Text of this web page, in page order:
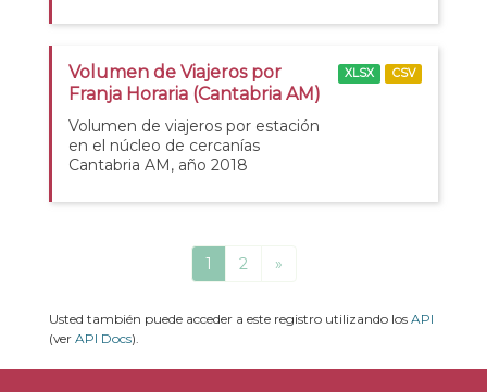
Volumen de Viajeros por
Franja Horaria (Cantabria AM)
Volumen de viajeros por estación
en el núcleo de cercanías
Cantabria AM, año 2018
XLSX CSV
1 2 »
Usted también puede acceder a este registro utilizando los API
(ver API Docs).